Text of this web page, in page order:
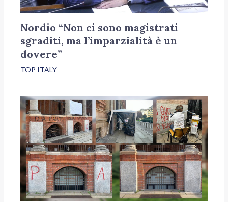
Nordio “Non ci sono magistrati
sgraditi, ma l’imparzialità è un
dovere”
TOP ITALY